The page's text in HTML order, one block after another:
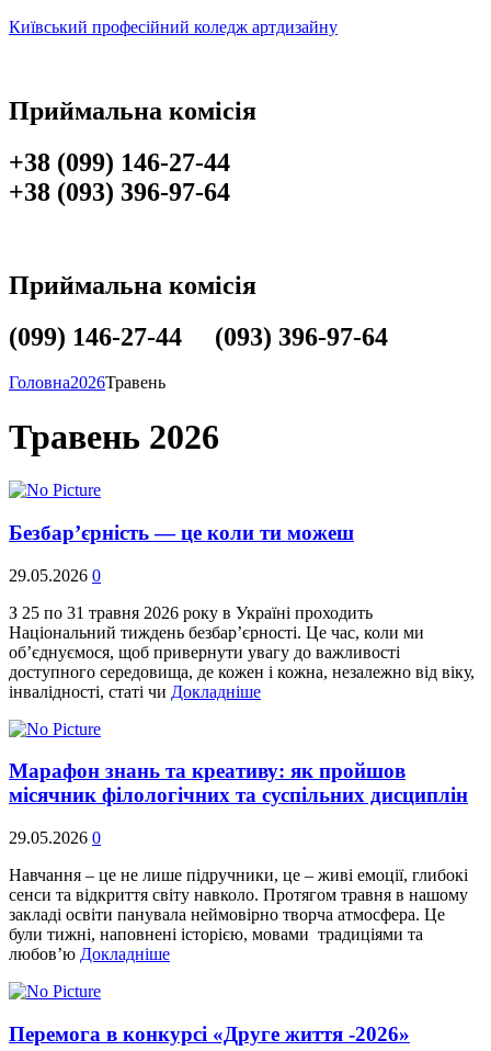
Київський професійний коледж артдизайну
Приймальна комісія
+38 (099) 146-27-44
+38 (093) 396-97-64
Приймальна комісія
(099) 146-27-44 (093) 396-97-64
Головна2026Травень
Травень 2026
Безбар’єрність — це коли ти можеш
29.05.2026 0
З 25 по 31 травня 2026 року в Україні проходить
Національний тиждень безбар’єрності. Це час, коли ми
об’єднуємося, щоб привернути увагу до важливості
доступного середовища, де кожен і кожна, незалежно від віку,
інвалідності, статі чи Докладніше
Марафон знань та креативу: як пройшов
місячник філологічних та суспільних дисциплін
29.05.2026 0
Навчання – це не лише підручники, це – живі емоції, глибокі
сенси та відкриття світу навколо. Протягом травня в нашому
закладі освіти панувала неймовірно творча атмосфера. Це
були тижні, наповнені історією, мовами традиціями та
любов’ю Докладніше
Перемога в конкурсі «Друге життя -2026»